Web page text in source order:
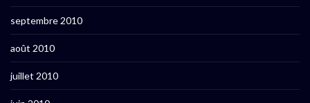
septembre 2010
août 2010
juillet 2010